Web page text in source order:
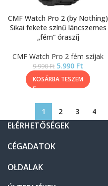
CMF Watch Pro 2 (by Nothing)
Sikai fekete színű láncszemes
„fém” óraszíj
CMF Watch Pro 2 fém szíjak
9.990Ft 5.990 Ft
KOSÁRBA TESZEM
1 2 3 4
ELÉRHETŐSÉGEK
CÉGADATOK
OLDALAK